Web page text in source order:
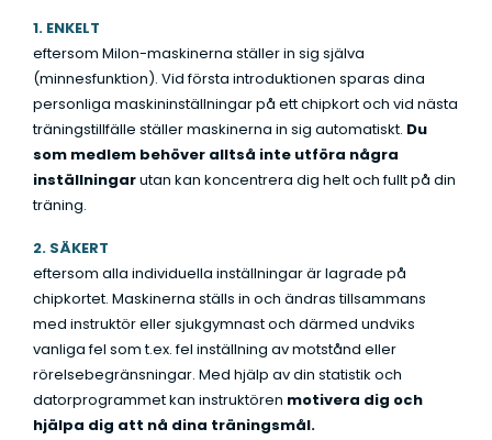
1. ENKELT
eftersom Milon-maskinerna ställer in sig själva
(minnesfunktion). Vid första introduktionen sparas dina
personliga maskininställningar på ett chipkort och vid nästa
träningstillfälle ställer maskinerna in sig automatiskt. Du
som medlem behöver alltså inte utföra några
inställningarutan kan koncentrera dig helt och fullt på din
träning.
2. SÄKERT
eftersom alla individuella inställningar är lagrade på
chipkortet. Maskinerna ställs in och ändras tillsammans
med instruktör eller sjukgymnast och därmed undviks
vanliga fel som t.ex. fel inställning av motstånd eller
rörelsebegränsningar. Med hjälp av din statistik och
datorprogrammet kan instruktören motivera dig och
hjälpa dig att nå dina träningsmål.